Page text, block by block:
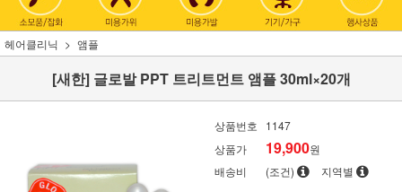
헤어클리닉 앰플
[새한] 글로발 PPT 트리트먼트 앰플 30ml×20개
상품번호
1147
상품가
19,900원
배송비
(조건) 지역별